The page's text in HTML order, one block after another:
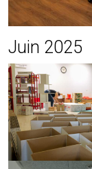
Juin 2025